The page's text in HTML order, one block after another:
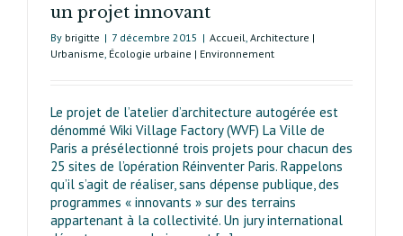
un projet innovant
By brigitte | 7 décembre 2015 | Accueil, Architecture |
Urbanisme, Écologie urbaine | Environnement
Le projet de l’atelier d’architecture autogérée est
dénommé Wiki Village Factory (WVF) La Ville de
Paris a présélectionné trois projets pour chacun des
25 sites de l’opération Réinventer Paris. Rappelons
qu’il s’agit de réaliser, sans dépense publique, des
programmes « innovants » sur des terrains
appartenant à la collectivité. Un jury international